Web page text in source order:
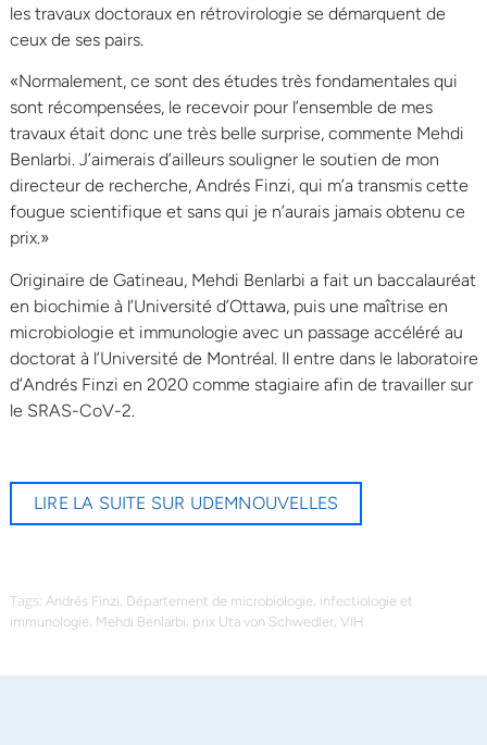
les travaux doctoraux en rétrovirologie se démarquent de
ceux de ses pairs.
«Normalement, ce sont des études très fondamentales qui
sont récompensées, le recevoir pour l’ensemble de mes
travaux était donc une très belle surprise, commente Mehdi
Benlarbi. J’aimerais d’ailleurs souligner le soutien de mon
directeur de recherche, Andrés Finzi, qui m’a transmis cette
fougue scientifique et sans qui je n’aurais jamais obtenu ce
prix.»
Originaire de Gatineau, Mehdi Benlarbi a fait un baccalauréat
en biochimie à l’Université d’Ottawa, puis une maîtrise en
microbiologie et immunologie avec un passage accéléré au
doctorat à l’Université de Montréal. Il entre dans le laboratoire
d’Andrés Finzi en 2020 comme stagiaire afin de travailler sur
le SRAS-CoV-2.
LIRE LA SUITE SUR UDEMNOUVELLES
Tags: Andrés Finzi, Département de microbiologie, infectiologie et
immunologie, Mehdi Benlarbi, prix Uta von Schwedler, VIH